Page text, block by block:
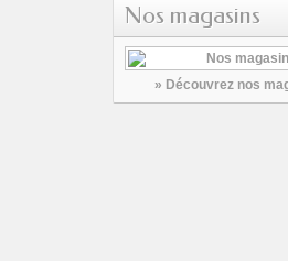
Nos magasins
» Découvrez nos